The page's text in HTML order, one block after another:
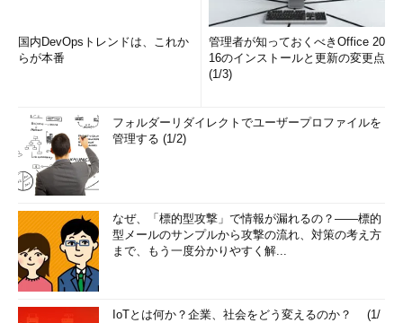
国内DevOpsトレンドは、これか
らが本番
管理者が知っておくべきOffice 20
16のインストールと更新の変更点
(1/3)
フォルダーリダイレクトでユーザープロファイルを
管理する (1/2)
なぜ、「標的型攻撃」で情報が漏れるの？――標的
型メールのサンプルから攻撃の流れ、対策の考え方
まで、もう一度分かりやすく解...
IoTとは何か？企業、社会をどう変えるのか？ (1/